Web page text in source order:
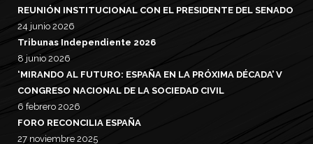
REUNIÓN INSTITUCIONAL CON EL PRESIDENTE DEL SENADO
24 junio 2026
Tribunas Independiente 2026
8 junio 2026
‘MIRANDO AL FUTURO: ESPAÑA EN LA PRÓXIMA DÉCADA’ V
CONGRESO NACIONAL DE LA SOCIEDAD CIVIL
6 febrero 2026
FORO RECONCILIA ESPAÑA
27 noviembre 2025